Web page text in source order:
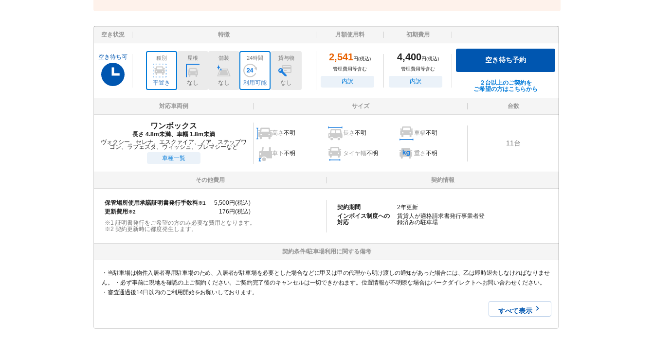
空き状況 特徴 月額使用料 初期費用
空き待ち可 種別
平置き
屋根
なし
舗装
なし
24時間
利用可能
貸与物
なし
2,541円(税込)
管理費用等含む
内訳
4,400円(税込)
管理費用等含む
内訳
空き待ち予約
２台以上のご契約を
ご希望の方はこちらから
対応車両例 サイズ 台数
ワンボックス
長さ 4.8m未満、車幅 1.8m未満
ヴォクシー、セレナ、エスクァイア、ノア、ステップワ
ゴン、ラフェスタ、ウィッシュ、プレマシーなど
車種一覧
高さ不明 長さ不明 車幅不明
車下不明 タイヤ幅不明 重さ不明
11 台
その他費用 契約情報
保管場所使用承諾証明書発行手数料※1 5,500円(税込)
更新費用※2 176円(税込)
※1 証明書発行をご希望の方のみ必要な費用となります。
※2 契約更新時に都度発生します。
契約期間 2年更新
インボイス制度への
対応
賃貸人が適格請求書発行事業者登
録済みの駐車場
契約条件/駐車場利用に関する備考
・当駐車場は物件入居者専用駐車場のため、入居者が駐車場を必要とした場合などに甲又は甲の代理から明け渡しの通知があった場合には、乙は即時退去しなければなりませ
ん。 ・必ず事前に現地を確認の上ご契約ください。ご契約完了後のキャンセルは一切できかねます。位置情報が不明瞭な場合はパークダイレクトへお問い合わせください。
・審査通過後14日以内のご利用開始をお願いしております。
すべて表示